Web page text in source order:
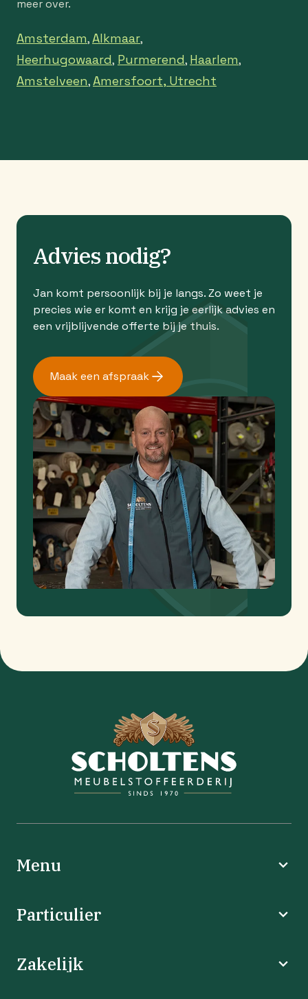
meer over.
Amsterdam,Alkmaar,
Heerhugowaard, Purmerend, Haarlem,
Amstelveen,Amersfoort, Utrecht
Advies nodig?
Jan komt persoonlijk bij je langs. Zo weet je
precies wie er komt en krijg je eerlijk advies en
een vrijblijvende offerte bij je thuis.
Maak een afspraak
Menu
Particulier
Zakelijk